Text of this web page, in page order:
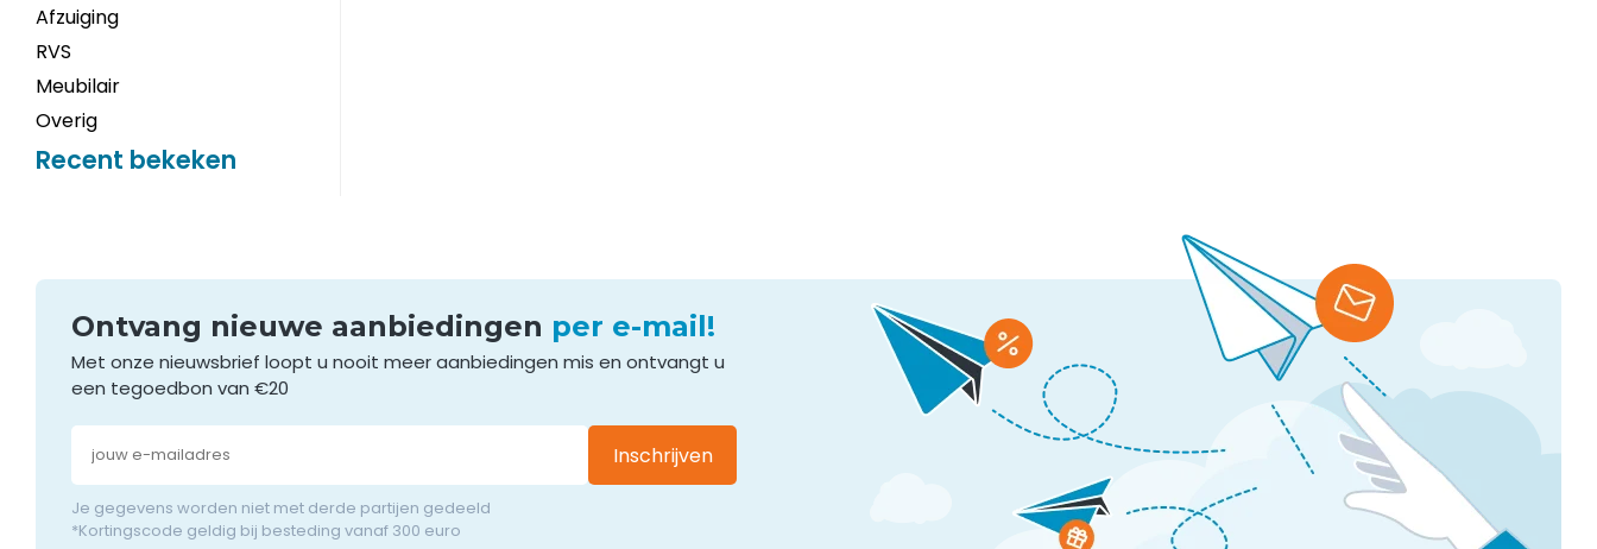
Afzuiging
RVS
Meubilair
Overig
Recent bekeken
Ontvang nieuwe aanbiedingen per e-mail!
Met onze nieuwsbrief loopt u nooit meer aanbiedingen mis en ontvangt u
een tegoedbon van €20
Inschrijven
Je gegevens worden niet met derde partijen gedeeld
*Kortingscode geldig bij besteding vanaf 300 euro